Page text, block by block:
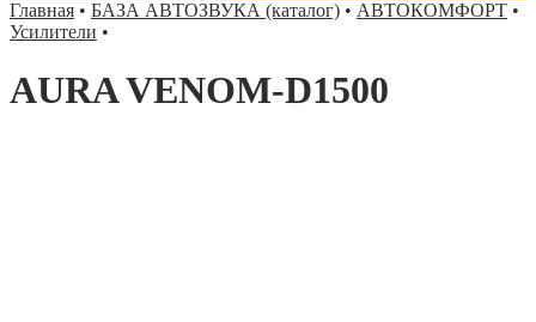
Главная • БАЗА АВТОЗВУКА (каталог) • АВТОКОМФОРТ •
Усилители •
AURA VENOM-D1500